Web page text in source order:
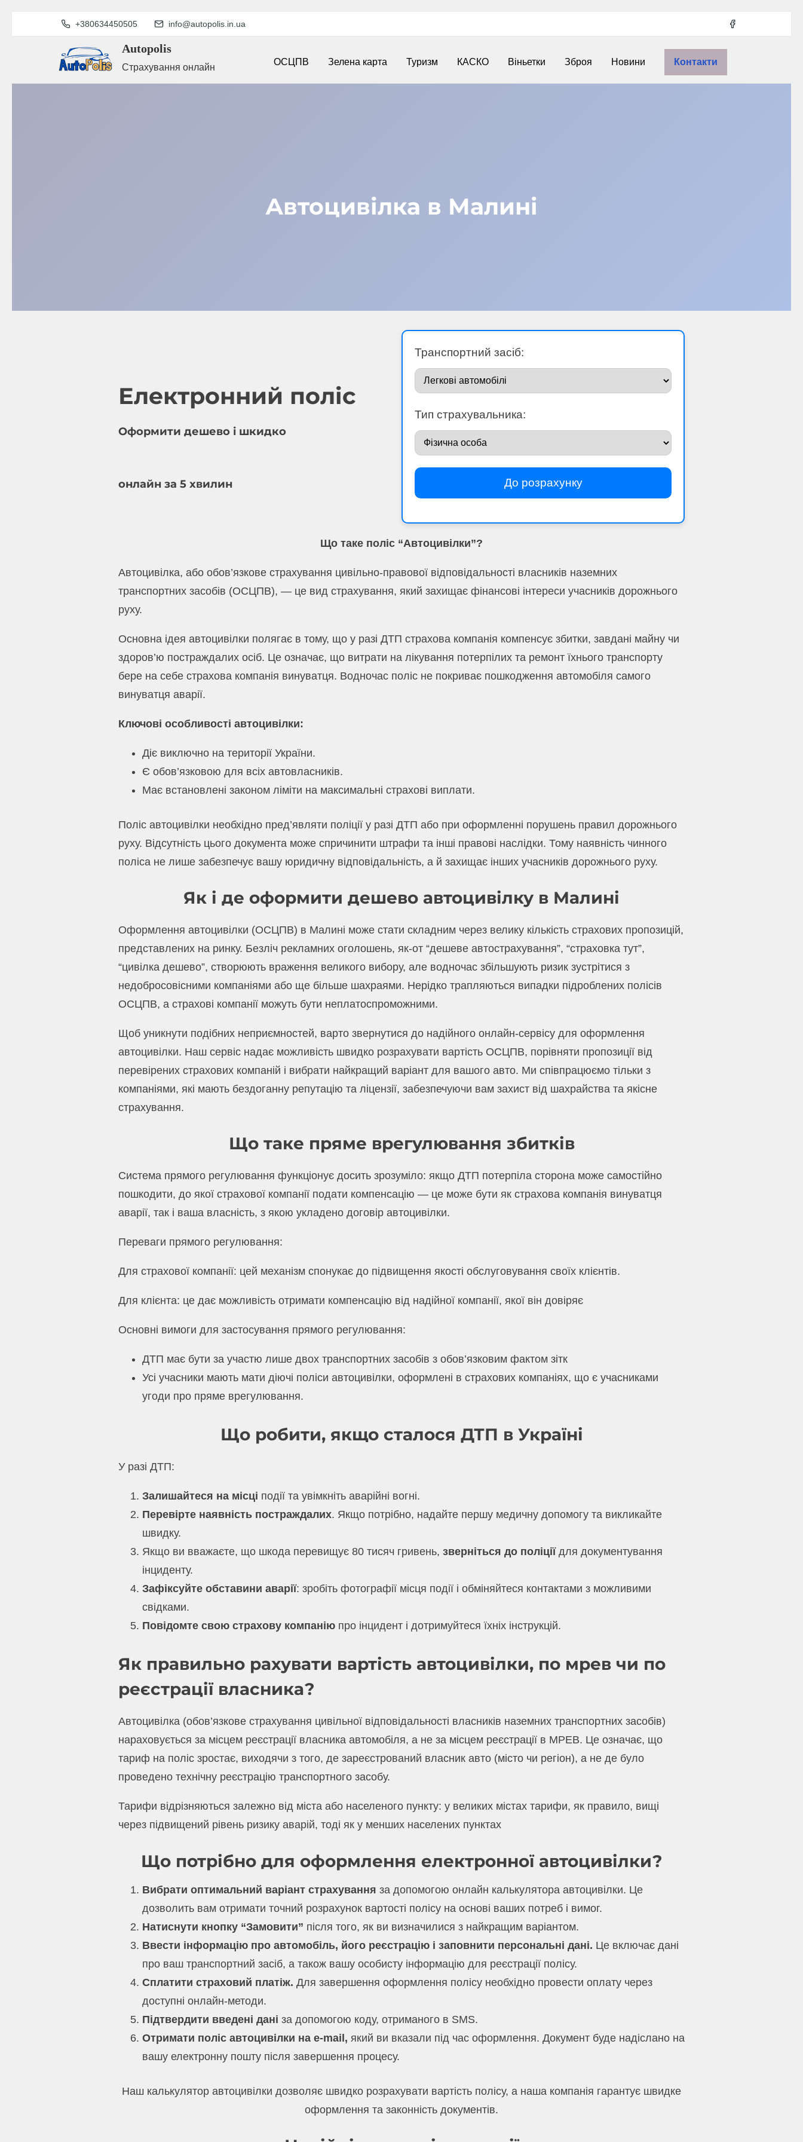
+380634450505 info@autopolis.in.ua
Autopolis
Страхування онлайн
ОСЦПВ Зелена карта Туризм КАСКО Віньетки Зброя Новини Контакти
Автоцивілка в Малині
Електронний поліс
Оформити дешево і шкидко
онлайн за 5 хвилин
Транспортний засіб:
Тип страхувальника:
До розрахунку
Що таке поліс “Автоцивілки”?
Автоцивілка, або обов’язкове страхування цивільно-правової відповідальності власників наземних
транспортних засобів (ОСЦПВ), — це вид страхування, який захищає фінансові інтереси учасників дорожнього
руху.
Основна ідея автоцивілки полягає в тому, що у разі ДТП страхова компанія компенсує збитки, завдані майну чи
здоров’ю постраждалих осіб. Це означає, що витрати на лікування потерпілих та ремонт їхнього транспорту
бере на себе страхова компанія винуватця. Водночас поліс не покриває пошкодження автомобіля самого
винуватця аварії.
Ключові особливості автоцивілки:
Діє виключно на території України.
Є обов’язковою для всіх автовласників.
Має встановлені законом ліміти на максимальні страхові виплати.
Поліс автоцивілки необхідно пред’являти поліції у разі ДТП або при оформленні порушень правил дорожнього
руху. Відсутність цього документа може спричинити штрафи та інші правові наслідки. Тому наявність чинного
поліса не лише забезпечує вашу юридичну відповідальність, а й захищає інших учасників дорожнього руху.
Як і де оформити дешево автоцивілку в Малині
Оформлення автоцивілки (ОСЦПВ) в Малині може стати складним через велику кількість страхових пропозицій,
представлених на ринку. Безліч рекламних оголошень, як-от “дешеве автострахування”, “страховка тут”,
“цивілка дешево”, створюють враження великого вибору, але водночас збільшують ризик зустрітися з
недобросовісними компаніями або ще більше шахраями. Нерідко трапляються випадки підроблених полісів
ОСЦПВ, а страхові компанії можуть бути неплатоспроможними.
Щоб уникнути подібних неприємностей, варто звернутися до надійного онлайн-сервісу для оформлення
автоцивілки. Наш сервіс надає можливість швидко розрахувати вартість ОСЦПВ, порівняти пропозиції від
перевірених страхових компаній і вибрати найкращий варіант для вашого авто. Ми співпрацюємо тільки з
компаніями, які мають бездоганну репутацію та ліцензії, забезпечуючи вам захист від шахрайства та якісне
страхування.
Що таке пряме врегулювання збитків
Система прямого регулювання функціонує досить зрозуміло: якщо ДТП потерпіла сторона може самостійно
пошкодити, до якої страхової компанії подати компенсацію — це може бути як страхова компанія винуватця
аварії, так і ваша власність, з якою укладено договір автоцивілки.
Переваги прямого регулювання:
Для страхової компанії: цей механізм спонукає до підвищення якості обслуговування своїх клієнтів.
Для клієнта: це дає можливість отримати компенсацію від надійної компанії, якої він довіряє
Основні вимоги для застосування прямого регулювання:
ДТП має бути за участю лише двох транспортних засобів з обов’язковим фактом зітк
Усі учасники мають мати діючі поліси автоцивілки, оформлені в страхових компаніях, що є учасниками
угоди про пряме врегулювання.
Що робити, якщо сталося ДТП в Україні
У разі ДТП:
Залишайтеся на місці події та увімкніть аварійні вогні.
Перевірте наявність постраждалих. Якщо потрібно, надайте першу медичну допомогу та викликайте
швидку.
Якщо ви вважаєте, що шкода перевищує 80 тисяч гривень, зверніться до поліціїдля документування
інциденту.
Зафіксуйте обставини аварії: зробіть фотографії місця події і обміняйтеся контактами з можливими
свідками.
Повідомте свою страхову компанію про інцидент і дотримуйтеся їхніх інструкцій.
Як правильно рахувати вартість автоцивілки, по мрев чи по
реєстрації власника?
Автоцивілка (обов’язкове страхування цивільної відповідальності власників наземних транспортних засобів)
нараховується за місцем реєстрації власника автомобіля, а не за місцем реєстрації в МРЕВ. Це означає, що
тариф на поліс зростає, виходячи з того, де зареєстрований власник авто (місто чи регіон), а не де було
проведено технічну реєстрацію транспортного засобу.
Тарифи відрізняються залежно від міста або населеного пункту: у великих містах тарифи, як правило, вищі
через підвищений рівень ризику аварій, тоді як у менших населених пунктах
Що потрібно для оформлення електронної автоцивілки?
Вибрати оптимальний варіант страхування за допомогою онлайн калькулятора автоцивілки. Це
дозволить вам отримати точний розрахунок вартості полісу на основі ваших потреб і вимог.
Натиснути кнопку “Замовити” після того, як ви визначилися з найкращим варіантом.
Ввести інформацію про автомобіль, його реєстрацію і заповнити персональні дані. Це включає дані
про ваш транспортний засіб, а також вашу особисту інформацію для реєстрації полісу.
Сплатити страховий платіж. Для завершення оформлення полісу необхідно провести оплату через
доступні онлайн-методи.
Підтвердити введені дані за допомогою коду, отриманого в SMS.
Отримати поліс автоцивілки на e-mail, який ви вказали під час оформлення. Документ буде надіслано на
вашу електронну пошту після завершення процесу.
Наш калькулятор автоцивілки дозволяє швидко розрахувати вартість полісу, а наша компанія гарантує швидке
оформлення та законність документів.